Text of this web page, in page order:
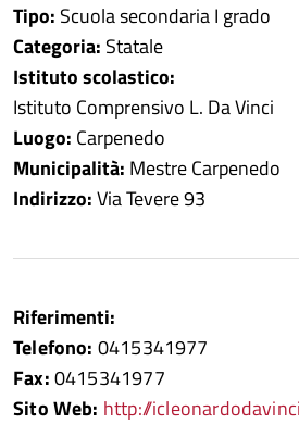
network
Facebook
su
Twitter
Condividi
su
Condividi
Whatsapp
Tipo: Scuola secondaria I grado
Categoria: Statale
Istituto scolastico:
Istituto Comprensivo L. Da Vinci
Luogo: Carpenedo
Municipalità: Mestre Carpenedo
Indirizzo:Via Tevere 93
Riferimenti:
Telefono: 0415341977
Fax:0415341977
Sito Web: http://